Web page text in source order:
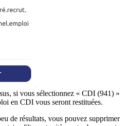
si vous sélectionnez « CDI (941) »
en CDI vous seront restituées.
de résultats, vous pouvez supprimer